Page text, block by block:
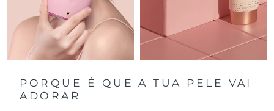
PORQUE É QUE A TUA PELE VAI
ADORAR
Singapura Entrega prevista8/10/26
Eslováquia Entrega prevista8/8/26
Eslovênia Entrega prevista 8/8/26